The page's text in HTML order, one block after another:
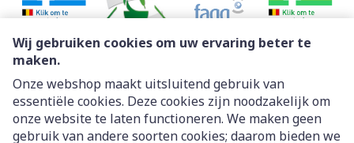
Wij gebruiken cookies om uw ervaring beter te
maken.
Onze webshop maakt uitsluitend gebruik van
essentiële cookies. Deze cookies zijn noodzakelijk om
onze website te laten functioneren. We maken geen
gebruik van andere soorten cookies; daarom bieden we
Juridische links